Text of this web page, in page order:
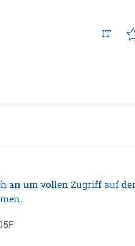
IT
an um vollen Zugriff auf